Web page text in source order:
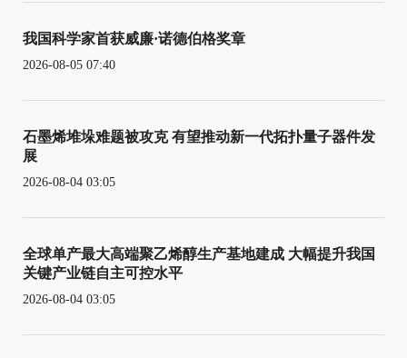
我国科学家首获威廉·诺德伯格奖章
2026-08-05 07:40
石墨烯堆垛难题被攻克 有望推动新一代拓扑量子器件发
展
2026-08-04 03:05
全球单产最大高端聚乙烯醇生产基地建成 大幅提升我国
关键产业链自主可控水平
2026-08-04 03:05